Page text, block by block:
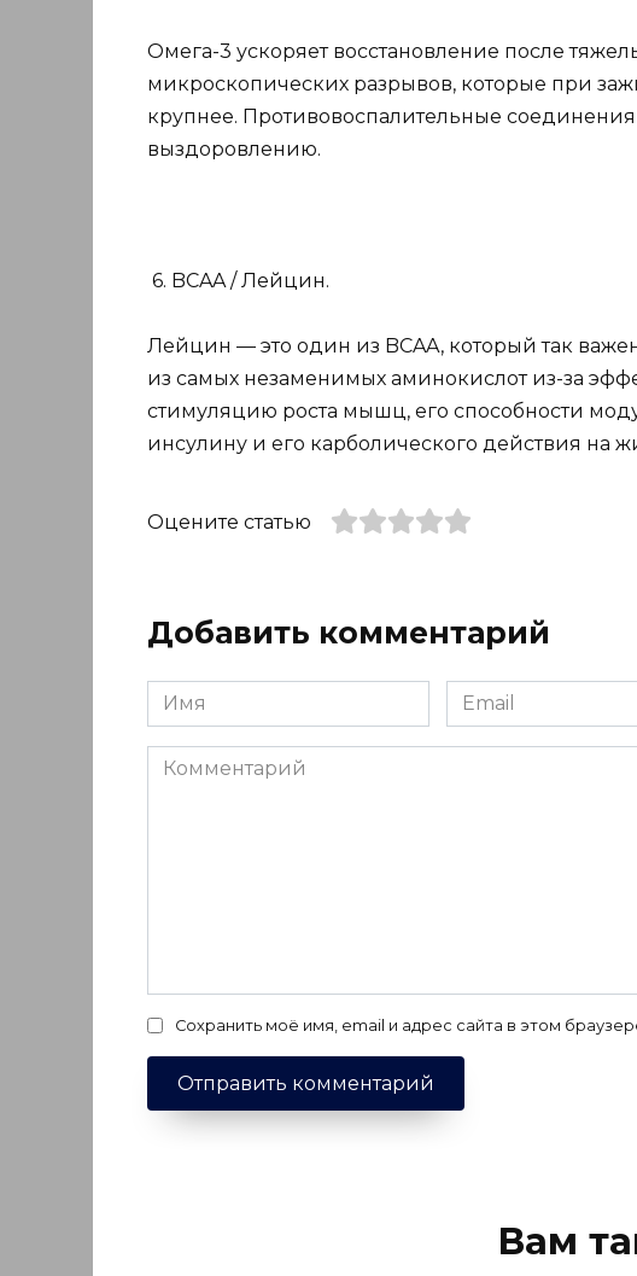
Омега-3 ускоряет восстановление после
микроскопических разрывов, которые при
крупнее. Противовоспалительные соединения
выздоровлению.
6. BCAA / Лейцин.
Лейцин — это один из BCAA, который так
из самых незаменимых аминокислот из-за
стимуляцию роста мышц, его способности
инсулину и его карболического действия на
Оцените статью
Добавить комментарий
Имя
*
Email
*
Комментарий
Сохранить моё имя, email и адрес сайта в этом
Вам